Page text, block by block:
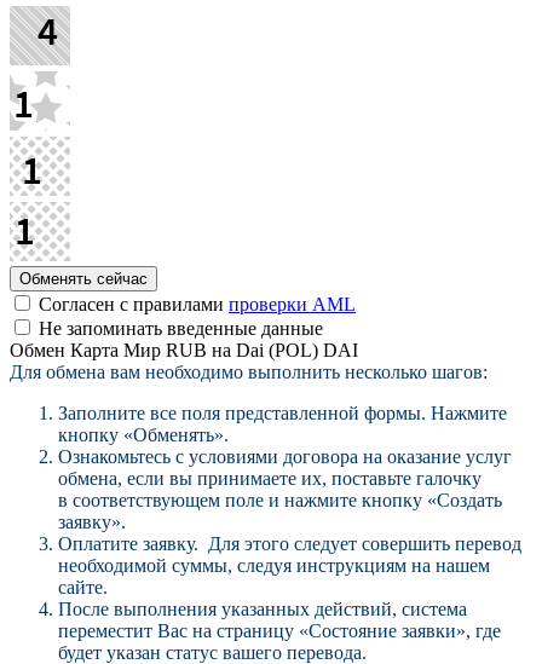
Согласен с правилами проверки AML
Не запоминать введенные данные
Обмен Карта Мир RUB на Dai (POL) DAI
Для обмена вам необходимо выполнить несколько шагов:
Заполните все поля представленной формы. Нажмите
кнопку «Обменять».
Ознакомьтесь с условиями договора на оказание услуг
обмена, если вы принимаете их, поставьте галочку
в соответствующем поле и нажмите кнопку «Создать
заявку».
Оплатите заявку. Для этого следует совершить перевод
необходимой суммы, следуя инструкциям на нашем
сайте.
После выполнения указанных действий, система
переместит Вас на страницу «Состояние заявки», где
будет указан статус вашего перевода.